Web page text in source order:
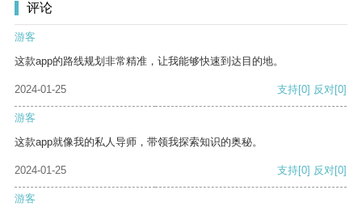
评论
游客
这款app的路线规划非常精准，让我能够快速到达目的地。
2024-01-25 支持[0] 反对[0]
游客
这款app就像我的私人导师，带领我探索知识的奥秘。
2024-01-25 支持[0] 反对[0]
游客